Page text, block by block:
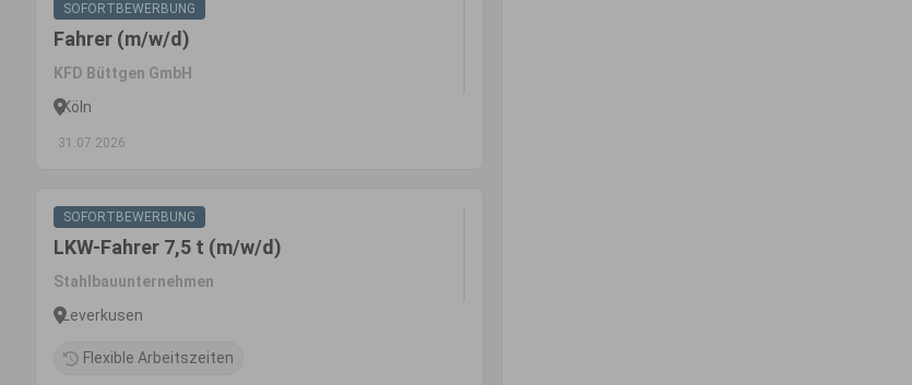
SOFORTBEWERBUNG
Fahrer (m/w/d)
KFD Büttgen GmbH
Köln
31.07.2026
SOFORTBEWERBUNG
LKW-Fahrer 7,5 t (m/w/d)
Stahlbauunternehmen
Leverkusen
Flexible Arbeitszeiten